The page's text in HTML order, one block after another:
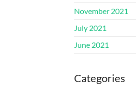
November 2021
July 2021
June 2021
Categories